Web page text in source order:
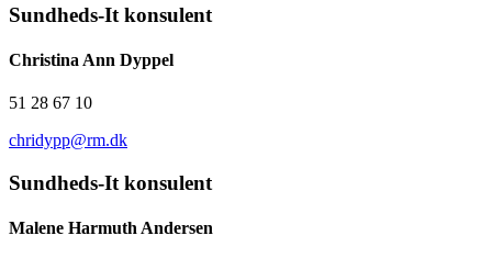
Sundheds-It konsulent
Christina Ann Dyppel
51 28 67 10
chridypp@rm.dk
Sundheds-It konsulent
Malene Harmuth Andersen